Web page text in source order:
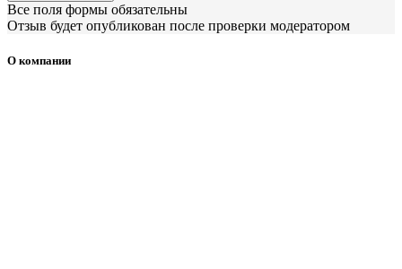
Все поля формы обязательны
Отзыв будет опубликован после проверки модератором
О компании